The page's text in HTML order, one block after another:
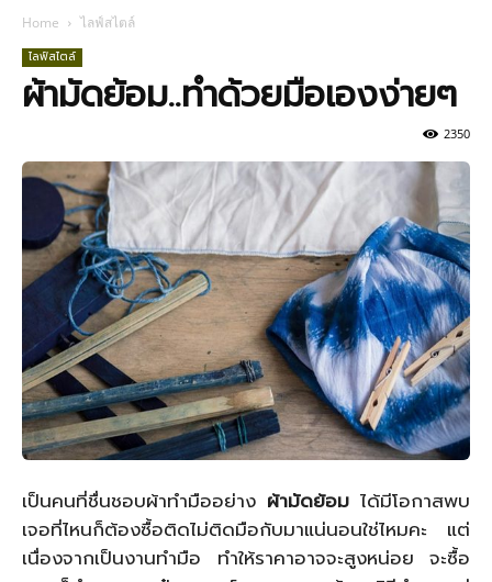
Home ไลฟ์สไตล์
ไลฟ์สไตล์
ผ้ามัดย้อม..ทำด้วยมือเองง่ายๆ
2350
เป็นคนที่ชื่นชอบผ้าทำมืออย่าง ผ้ามัดย้อม ได้มีโอกาสพบ
เจอที่ไหนก็ต้องซื้อติดไม่ติดมือกับมาแน่นอนใช่ไหมคะ แต่
เนื่องจากเป็นงานทำมือ ทำให้ราคาอาจจะสูงหน่อย จะซื้อ